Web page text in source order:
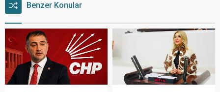
Benzer Konular